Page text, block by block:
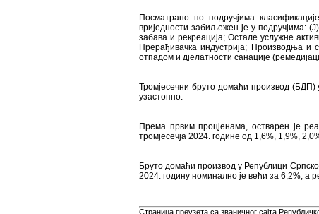
Посматрано по подручјима
вриједности забиљежен је у подручјима:
забава и рекреација; Остале услужне
Прерађивачка индустрија; Производња и
отпадом и дјелатности санације
Тромјесечни бруто домаћи производ (БДП)
узастопно.
Према првим процјенама, остварен је
тромјесечја 2024. године од 1,6%, 1,9%,
Бруто домаћи производ у Републици
2024. годину номинално је већи за 6,2%, а
Страница преузета са званичног сајта